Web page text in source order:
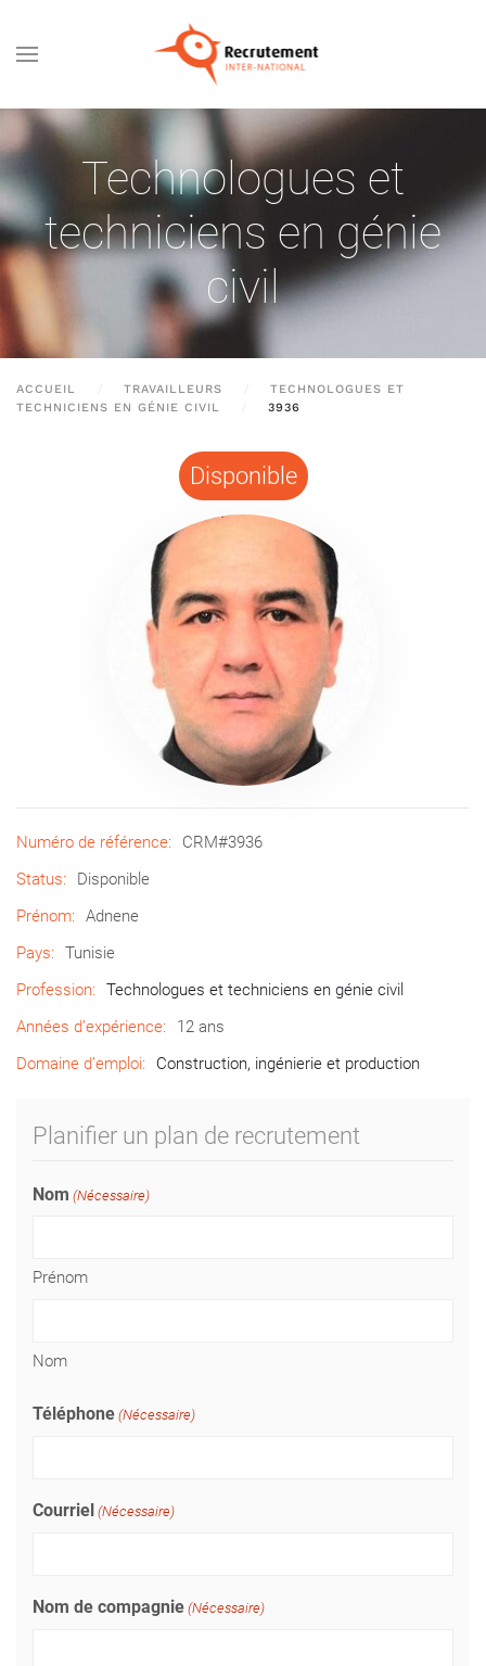
Passer au contenu principal
Technologues et
techniciens en génie
civil
ACCUEIL TRAVAILLEURS
TECHNOLOGUES ET
TECHNICIENS EN GÉNIE CIVIL
3936
Disponible
Numéro de référence:
CRM#3936
Status:
Disponible
Prénom:
Adnene
Pays:
Tunisie
Profession:
Technologues et techniciens en génie civil
Années d’expérience:
12 ans
Domaine d’emploi:
Construction, ingénierie et production
Planifier un plan de recrutement
Nom (Nécessaire)
Prénom
Nom
Téléphone (Nécessaire)
Courriel (Nécessaire)
Nom de compagnie (Nécessaire)